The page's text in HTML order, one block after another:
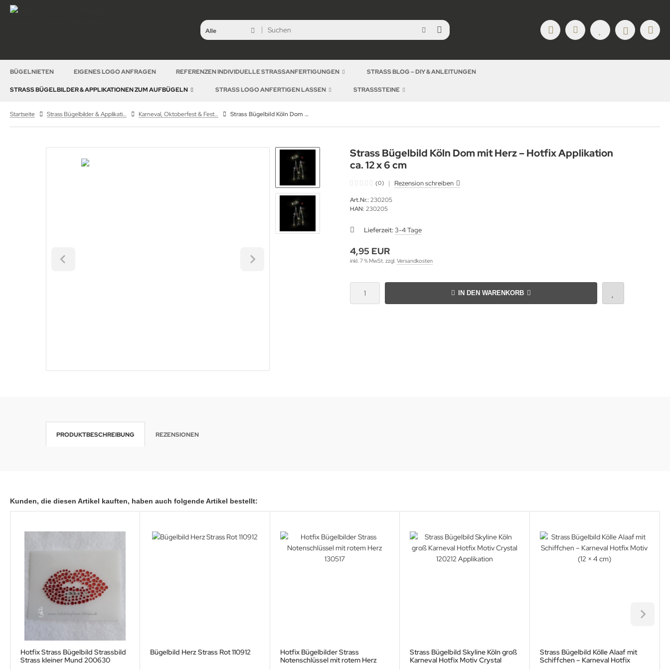
Alle
BÜGELNIETEN EIGENES LOGO ANFRAGEN REFERENZEN INDIVIDUELLE STRASSANFERTIGUNGEN STRASS BLOG – DIY & ANLEITUNGEN
STRASS BÜGELBILDER & APPLIKATIONEN ZUM AUFBÜGELN STRASS LOGO ANFERTIGEN LASSEN STRASSSTEINE
Startseite Strass Bügelbilder & Applikationen zum Aufbügeln Karneval, Oktoberfest & Feste – Strass Bügelbilder Strass Bügelbild Köln Dom Karneval Hotfix Motiv 230205 Applikation Strassbild
Strass Bügelbild Köln Dom mit Herz – Hotfix Applikation
ca. 12 x 6 cm
(0) | Rezension schreiben
Art.Nr.: 230205
HAN: 230205
Lieferzeit:3-4 Tage
4,95 EUR
inkl. 7 % MwSt. zzgl. Versandkosten
IN DEN WARENKORB
PRODUKTBESCHREIBUNG REZENSIONEN
Kunden, die diesen Artikel kauften, haben auch folgende Artikel bestellt:
Hotfix Strass Bügelbild Strassbild
Strass kleiner Mund 200630
Bügelbild Herz Strass Rot 110912
Hotfix Bügelbilder Strass
Notenschlüssel mit rotem Herz
Strass Bügelbild Skyline Köln groß
Karneval Hotfix Motiv Crystal
Strass Bügelbild Kölle Alaaf mit
Schiffchen – Karneval Hotfix